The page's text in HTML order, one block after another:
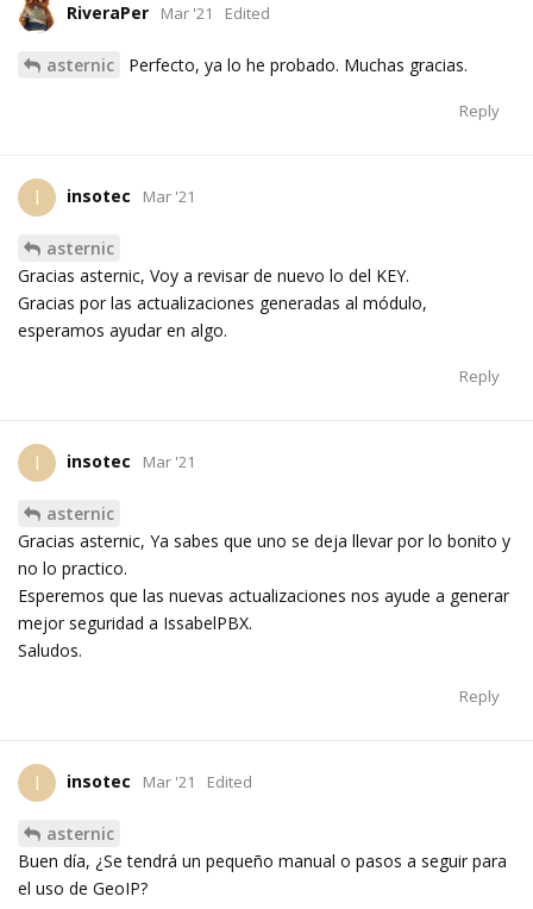
RiveraPer Mar '21 Edited
asternic Perfecto, ya lo he probado. Muchas gracias.
Reply
I insotec Mar '21
asternic
Gracias asternic, Voy a revisar de nuevo lo del KEY.
Gracias por las actualizaciones generadas al módulo,
esperamos ayudar en algo.
Reply
I insotec Mar '21
asternic
Gracias asternic, Ya sabes que uno se deja llevar por lo bonito y
no lo practico.
Esperemos que las nuevas actualizaciones nos ayude a generar
mejor seguridad a IssabelPBX.
Saludos.
Reply
I insotec Mar '21 Edited
asternic
Buen día, ¿Se tendrá un pequeño manual o pasos a seguir para
el uso de GeoIP?